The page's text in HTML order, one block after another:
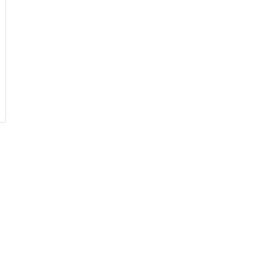
meisten mechanischen Stanzen
darin, dass er einfach herzustellen ist und
grundsätzlich auf verschiedene
Kaltschmieden und fast allen anderen